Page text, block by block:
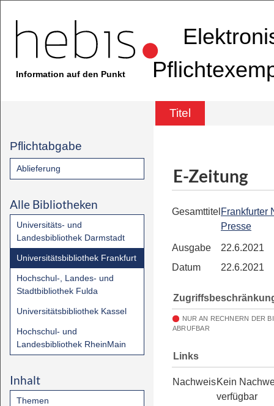
Information auf den Punkt
Titel
Pflichtabgabe
Ablieferung
Alle Bibliotheken
Universitäts- und
Landesbibliothek Darmstadt
Universitätsbibliothek Frankfurt
Hochschul-, Landes- und
Stadtbibliothek Fulda
Universitätsbibliothek Kassel
Hochschul- und
Landesbibliothek RheinMain
Inhalt
Themen
E-Zeitung
Gesamttitel Frankfurter
Presse
Ausgabe
22.6.2021
Datum
22.6.2021
NUR AN RECHNERN DER
ABRUFBAR
Links
NachweisKein
verfügbar